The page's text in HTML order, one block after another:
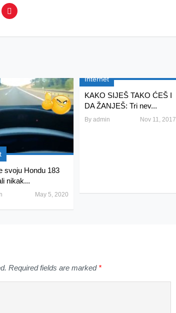
svoju Hondu 183
nikak...
May 5, 2020
Internet
KAKO SIJEŠ TAKO ĆEŠ I
DA ŽANJEŠ: Tri nev...
By admin Nov 11, 2017
Required fields are marked *